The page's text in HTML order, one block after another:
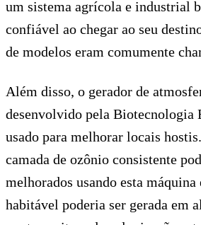
um sistema agrícola e industrial
confiável ao chegar ao seu
de modelos eram comumente
Além disso, o gerador de
desenvolvido pela
usado para melhorar locais
camada de ozônio consistente
melhorados usando esta máquina
habitável poderia ser gerada em